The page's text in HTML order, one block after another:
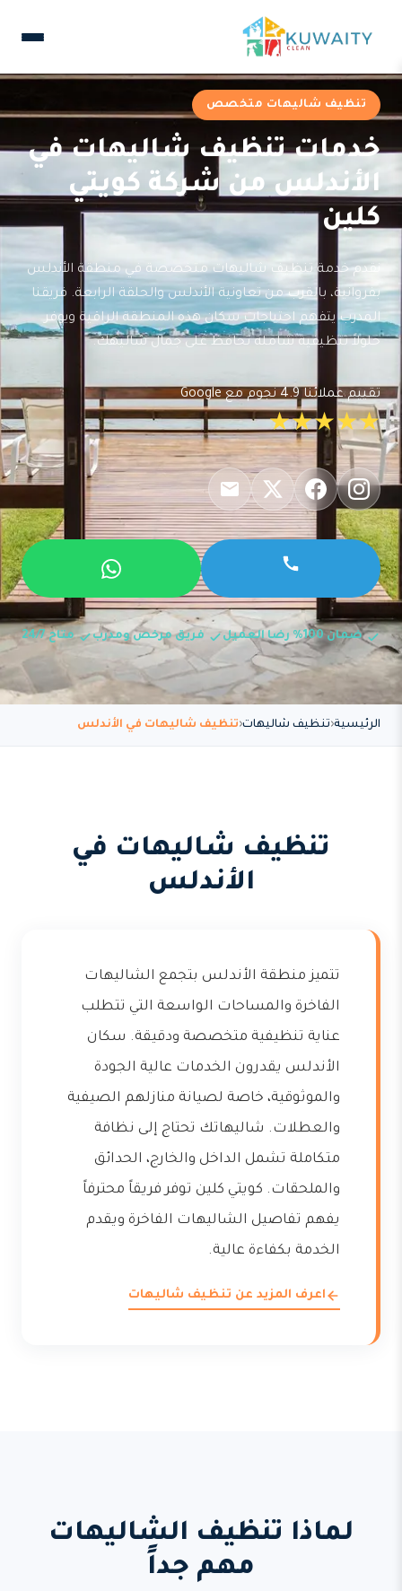
تنظيف شاليهات متخصص
خدمات تنظيف شاليهات في
الأندلس من شركة كويتي
كلين
نقدم خدمة تنظيف شاليهات متخصصة في منطقة الأندلس
بفروانية، بالقرب من تعاونية الأندلس والحلقة الرابعة. فريقنا
المدرب يتفهم احتياجات سكان هذه المنطقة الراقية ويوفر
حلولاً تنظيفية شاملة تحافظ على جمال شاليهك.
تقييم عملائنا 4.9 نجوم مع Google
★★★★★
ضمان 100% رضا العميل فريق مرخص ومدرب متاح 24/7
الرئيسية تنظيف شاليهات تنظيف شاليهات في الأندلس
تنظيف شاليهات في
الأندلس
تتميز منطقة الأندلس بتجمع الشاليهات
الفاخرة والمساحات الواسعة التي تتطلب
عناية تنظيفية متخصصة ودقيقة. سكان
الأندلس يقدرون الخدمات عالية الجودة
والموثوقية، خاصة لصيانة منازلهم الصيفية
والعطلات. شاليهاتك تحتاج إلى نظافة
متكاملة تشمل الداخل والخارج، الحدائق
والملحقات. كويتي كلين توفر فريقاً محترفاً
يفهم تفاصيل الشاليهات الفاخرة ويقدم
الخدمة بكفاءة عالية.
اعرف المزيد عن تنظيف شاليهات
لماذا تنظيف الشاليهات
مهم جداً